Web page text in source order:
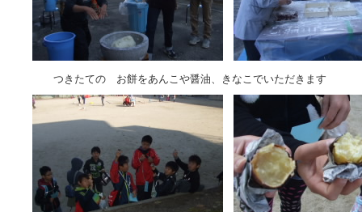
つきたての お餅をあんこや醤油、きなこでいただきます